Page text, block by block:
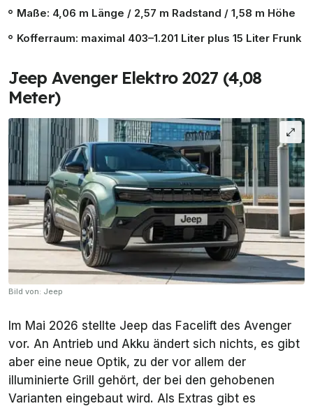
Maße: 4,06 m Länge / 2,57 m Radstand / 1,58 m Höhe
Kofferraum: maximal 403–1.201 Liter plus 15 Liter Frunk
Jeep Avenger Elektro 2027 (4,08
Meter)
Bild von: Jeep
Im Mai 2026 stellte Jeep das Facelift des Avenger
vor. An Antrieb und Akku ändert sich nichts, es gibt
aber eine neue Optik, zu der vor allem der
illuminierte Grill gehört, der bei den gehobenen
Varianten eingebaut wird. Als Extras gibt es